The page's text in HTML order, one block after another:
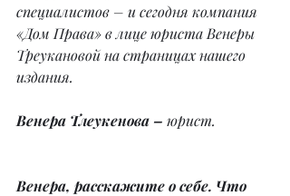
специалистов – и сегодня компания
«Дом Права» в лице юриста Венеры
Треукановой на страницах нашего
издания.
Венера Тлеукенова – юрист.
Венера, расскажите о себе. Что